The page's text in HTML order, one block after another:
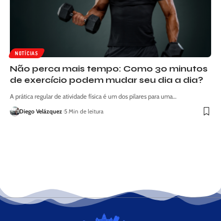
NOTÍCIAS
Não perca mais tempo: Como 30 minutos
de exercício podem mudar seu dia a dia?
A prática regular de atividade física é um dos pilares para uma…
Diego Velázquez 5 Min de leitura